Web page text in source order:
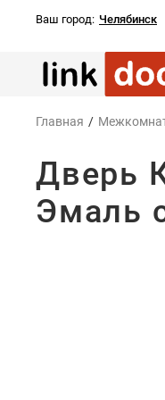
Ваш город: Челябинск
Главная /
Дверь
Эмаль